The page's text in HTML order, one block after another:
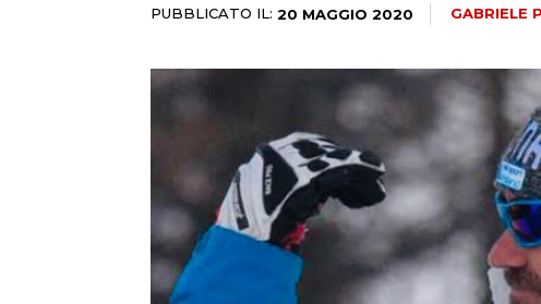
PUBBLICATO IL: 20 MAGGIO 2020 GABRIELE